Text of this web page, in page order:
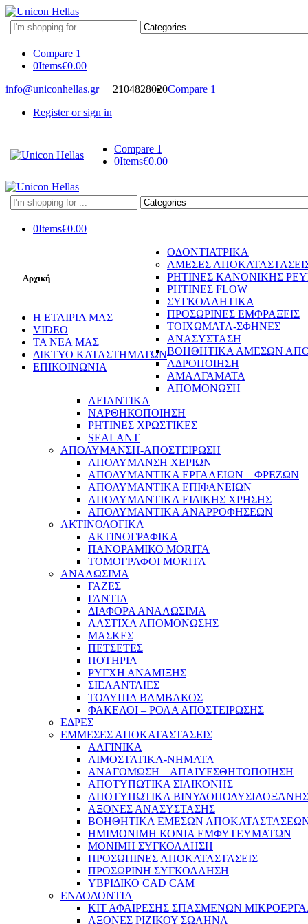
Search
here
Compare 1
0Items€0.00
info@uniconhellas.gr
2104828020Compare 1
Register or sign in
Compare 1
0Items€0.00
Search
here
0Items€0.00
Αρχική
Η ΕΤΑΙΡΙΑ ΜΑΣ
VIDEO
ΤΑ ΝΕΑ ΜΑΣ
ΔΙΚΤΥΟ ΚΑΤΑΣΤΗΜΑΤΩΝ
ΕΠΙΚΟΙΝΩΝΙΑ
ΟΔΟΝΤΙΑΤΡΙΚΑ
ΑΜΕΣΕΣ
ΡΗΤΙΝΕΣ ΚΑΝΟΝΙΚΗΣ
ΡΗΤΙΝΕΣ FLOW
ΣΥΓΚΟΛΛΗΤΙΚΑ
ΠΡΟΣΩΡΙΝΕΣ ΕΜΦΡΑΞΕΙΣ
ΤΟΙΧΩΜΑΤΑ-ΣΦΗΝΕΣ
ΑΝΑΣΥΣΤΑΣΗ
ΒΟΗΘΗΤΙΚΑ ΑΜΕΣΩΝ
ΑΔΡΟΠΟΙΗΣΗ
ΑΜΑΛΓΑΜΑΤΑ
ΑΠΟΜΟΝΩΣΗ
ΛΕΙΑΝΤΙΚΑ
ΝΑΡΘΗΚΟΠΟΙΗΣΗ
ΡΗΤΙΝΕΣ ΧΡΩΣΤΙΚΕΣ
SEALANT
ΑΠΟΛΥΜΑΝΣΗ-ΑΠΟΣΤΕΙΡΩΣΗ
ΑΠΟΛΥΜΑΝΣΗ ΧΕΡΙΩΝ
ΑΠΟΛΥΜΑΝΤΙΚΑ ΕΡΓΑΛΕΙΩΝ – ΦΡΕΖΩΝ
ΑΠΟΛΥΜΑΝΤΙΚΑ ΕΠΙΦΑΝΕΙΩΝ
ΑΠΟΛΥΜΑΝΤΙΚΑ ΕΙΔΙΚΗΣ ΧΡΗΣΗΣ
ΑΠΟΛΥΜΑΝΤΙΚΑ ΑΝΑΡΡΟΦΗΣΕΩΝ
ΑΚΤΙΝΟΛΟΓΙΚΑ
ΑΚΤΙΝΟΓΡΑΦΙΚΑ
ΠΑΝΟΡΑΜΙΚΟ MORITA
ΤΟΜΟΓΡΑΦΟΙ MORITA
ΑΝΑΛΩΣΙΜΑ
ΓΑΖΕΣ
ΓΑΝΤΙΑ
ΔΙΑΦΟΡΑ ΑΝΑΛΩΣΙΜΑ
ΛΑΣΤΙΧΑ ΑΠΟΜΟΝΩΣΗΣ
ΜΑΣΚΕΣ
ΠΕΤΣΕΤΕΣ
ΠΟΤΗΡΙΑ
ΡΥΓΧΗ ΑΝΑΜΙΞΗΣ
ΣΙΕΛΑΝΤΛΙΕΣ
ΤΟΛΥΠΙΑ ΒΑΜΒΑΚΟΣ
ΦΑΚΕΛΟΙ – ΡΟΛΑ ΑΠΟΣΤΕΙΡΩΣΗΣ
ΕΔΡΕΣ
ΕΜΜΕΣΕΣ ΑΠΟΚΑΤΑΣΤΑΣΕΙΣ
ΑΛΓΙΝΙΚΑ
ΑΙΜΟΣΤΑΤΙΚΑ-ΝΗΜΑΤΑ
ΑΝΑΓΟΜΩΣΗ – ΑΠΑΙΥΕΣΘΗΤΟΠΟΙΗΣΗ
ΑΠΟΤΥΠΩΤΙΚΑ ΣΙΛΙΚΟΝΗΣ
ΑΠΟΤΥΠΩΤΙΚΑ ΒΙΝΥΛΟΠΟΛΥΣΙΛΟΞΑΝΗΣ
ΑΞΟΝΕΣ ΑΝΑΣΥΣΤΑΣΗΣ
ΒΟΗΘΗΤΙΚΑ ΕΜΕΣΩΝ
ΗΜΙΜΟΝΙΜΗ ΚΟΝΙΑ ΕΜΦΥΤΕΥΜΑΤΩΝ
ΜΟΝΙΜΗ ΣΥΓΚΟΛΛΗΣΗ
ΠΡΟΣΩΠΙΝΕΣ ΑΠΟΚΑΤΑΣΤΑΣΕΙΣ
ΠΡΟΣΩΡΙΝΗ ΣΥΓΚΟΛΛΗΣΗ
ΥΒΡΙΔΙΚΟ CAD CAM
ΕΝΔΟΔΟΝΤΙΑ
ΚΙΤ ΑΦΑΙΡΕΣΗΣ ΣΠΑΣΜΕΝΩΝ
ΑΞΟΝΕΣ ΡΙΖΙΚΟΥ ΣΩΛΗΝΑ